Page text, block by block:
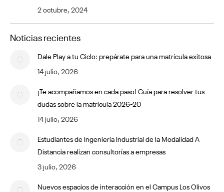
2 octubre, 2024
Noticias recientes
Dale Play a tu Ciclo: prepárate para una matrícula exitosa
14 julio, 2026
¡Te acompañamos en cada paso! Guía para resolver tus
dudas sobre la matrícula 2026-20
14 julio, 2026
Estudiantes de Ingeniería Industrial de la Modalidad A
Distancia realizan consultorías a empresas
3 julio, 2026
Nuevos espacios de interacción en el Campus Los Olivos